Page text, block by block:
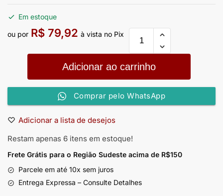
Em estoque
ou por R$ 79,92 à vista no Pix
Adicionar ao carrinho
Comprar pelo WhatsApp
Adicionar a lista de desejos
Restam apenas 6 itens em estoque!
Frete Grátis para o Região Sudeste acima de R$150
Parcele em até 10x sem juros
Entrega Expressa – Consulte Detalhes